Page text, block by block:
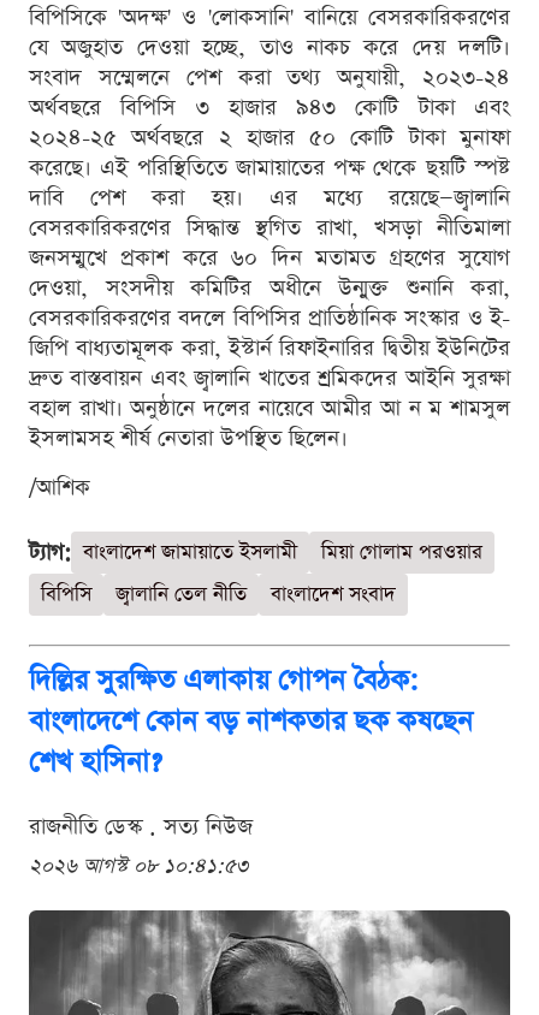
বিপিসিকে 'অদক্ষ' ও 'লোকসানি' বানিয়ে বেসরকারিকরণের
যে অজুহাত দেওয়া হচ্ছে, তাও নাকচ করে দেয় দলটি।
সংবাদ সম্মেলনে পেশ করা তথ্য অনুযায়ী, ২০২৩-২৪
অর্থবছরে বিপিসি ৩ হাজার ৯৪৩ কোটি টাকা এবং
২০২৪-২৫ অর্থবছরে ২ হাজার ৫০ কোটি টাকা মুনাফা
করেছে। এই পরিস্থিতিতে জামায়াতের পক্ষ থেকে ছয়টি স্পষ্ট
দাবি পেশ করা হয়। এর মধ্যে রয়েছে—জ্বালানি
বেসরকারিকরণের সিদ্ধান্ত স্থগিত রাখা, খসড়া নীতিমালা
জনসম্মুখে প্রকাশ করে ৬০ দিন মতামত গ্রহণের সুযোগ
দেওয়া, সংসদীয় কমিটির অধীনে উন্মুক্ত শুনানি করা,
বেসরকারিকরণের বদলে বিপিসির প্রাতিষ্ঠানিক সংস্কার ও ই-
জিপি বাধ্যতামূলক করা, ইস্টার্ন রিফাইনারির দ্বিতীয় ইউনিটের
দ্রুত বাস্তবায়ন এবং জ্বালানি খাতের শ্রমিকদের আইনি সুরক্ষা
বহাল রাখা। অনুষ্ঠানে দলের নায়েবে আমীর আ ন ম শামসুল
ইসলামসহ শীর্ষ নেতারা উপস্থিত ছিলেন।
/আশিক
ট্যাগ: বাংলাদেশ জামায়াতে ইসলামী
মিয়া গোলাম পরওয়ার
বিপিসি
জ্বালানি তেল নীতি বাংলাদেশ সংবাদ
দিল্লির সুরক্ষিত এলাকায় গোপন বৈঠক:
বাংলাদেশে কোন বড় নাশকতার ছক কষছেন
শেখ হাসিনা?
রাজনীতি ডেস্ক . সত্য নিউজ
২০২৬ আগস্ট ০৮ ১০:৪১:৫৩